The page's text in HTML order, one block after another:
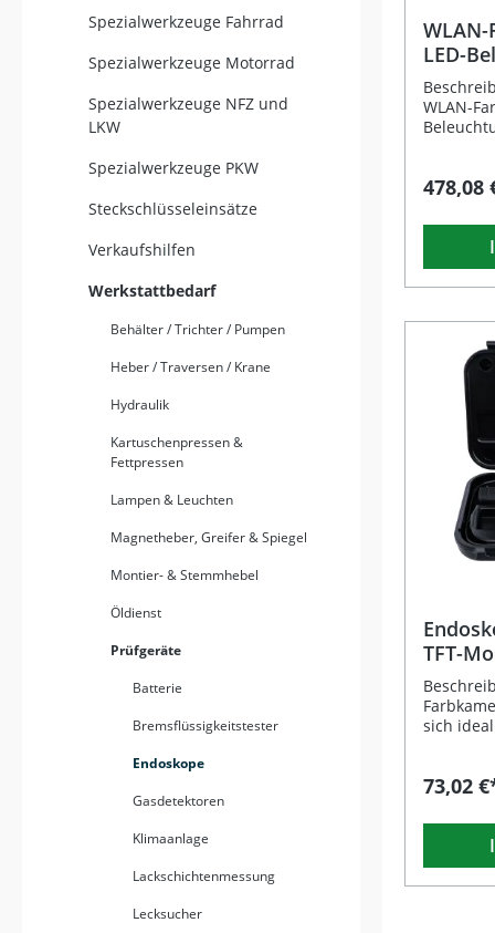
Spezialwerkzeuge Fahrrad
Spezialwerkzeuge Motorrad
Spezialwerkzeuge NFZ und
LKW
Spezialwerkzeuge PKW
Steckschlüsseleinsätze
Verkaufshilfen
Werkstattbedarf
Behälter / Trichter / Pumpen
Heber / Traversen / Krane
Hydraulik
Kartuschenpressen &
Fettpressen
Lampen & Leuchten
Magnetheber, Greifer & Spiegel
Montier- & Stemmhebel
Öldienst
Prüfgeräte
Batterie
Bremsflüssigkeitstester
Endoskope
Gasdetektoren
Klimaanlage
Lackschichtenmessung
Lecksucher
LED-
WLAN-
Haushalt
der
überträgt
direkt
über
eine
und bis
einem
mm,
Pixel
IP67
für
Android-
Lieferumfang: Farb-
für Smartphone
478,08
TFT-
sich
Industrie.
980 mm
enge
73,02